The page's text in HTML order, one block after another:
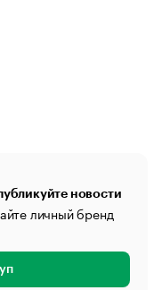
новости
личный бренд